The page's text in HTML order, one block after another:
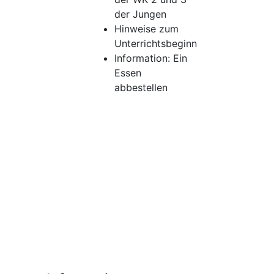
der Jungen
Hinweise zum
Unterrichtsbeginn
Information: Ein
Essen
abbestellen